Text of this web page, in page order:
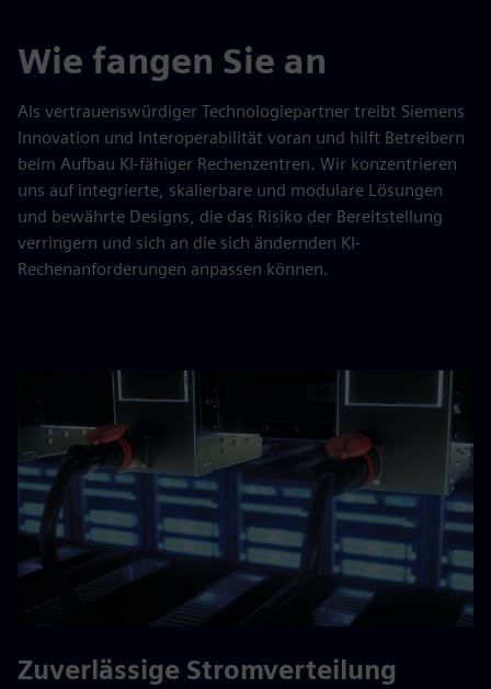
Wie fangen Sie an
Als vertrauenswürdiger Technologiepartner treibt Siemens
Innovation und Interoperabilität voran und hilft Betreibern
beim Aufbau KI-fähiger Rechenzentren. Wir konzentrieren
uns auf integrierte, skalierbare und modulare Lösungen
und bewährte Designs, die das Risiko der Bereitstellung
verringern und sich an die sich ändernden KI-
Rechenanforderungen anpassen können.
Zuverlässige Stromverteilung